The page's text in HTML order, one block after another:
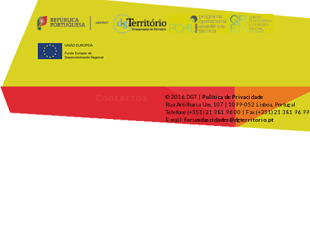
© 2016 DGT | Política de Privacidade
Rua Artilharia Um, 107 | 1099-052 Lisboa, Portugal
Telefone (+351) 21 381 96 00 | Fax (+351) 21 381 96 99
E-mail: forumdascidades@dgterritorio.pt